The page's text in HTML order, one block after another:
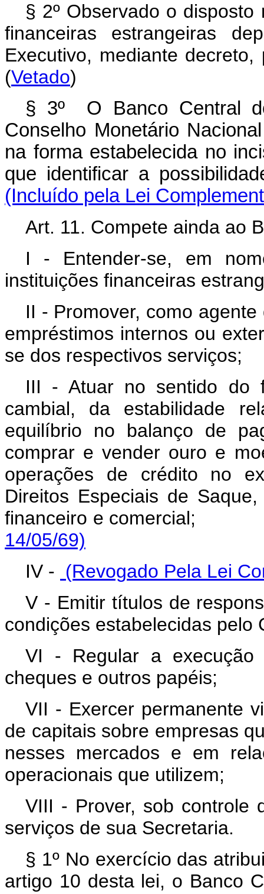
§ 2º Observado o
financeiras estrangeiras
Executivo, mediante
(Vetado)
§ 3º O Banco Central
Conselho Monetário
na forma estabelecida no
que identificar a
(Incluído pela Lei
Art. 11. Compete ainda ao
I - Entender-se, em
instituições financeiras
II - Promover, como
empréstimos internos ou
se dos respectivos serviços;
III - Atuar no sentido do
cambial, da estabilidade
equilíbrio no balanço de
comprar e vender ouro e
operações de crédito no
Direitos Especiais de
financeiro e comercial;
14/05/69)
IV - (Revogado Pela Lei
V - Emitir títulos de
condições estabelecidas pelo
VI - Regular a execução
cheques e outros papéis;
VII - Exercer permanente
de capitais sobre empresas
nesses mercados e em
operacionais que utilizem;
VIII - Prover, sob controle
serviços de sua Secretaria.
§ 1º No exercício das
artigo 10 desta lei, o Banco